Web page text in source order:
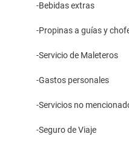
-Bebidas extras
-Propinas a guías y
-Servicio de Maleteros
-Gastos personales
-Servicios no
-Seguro de Viaje